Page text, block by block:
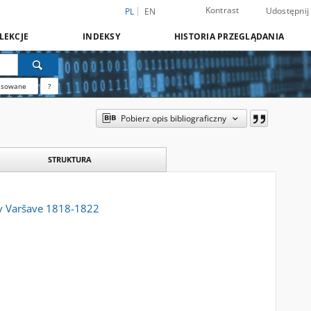
PL EN Kontrast Udostępnij
INDEKSY HISTORIA PRZEGLĄDANIA
?
Pobierz opis bibliograficzny
STRUKTURA
Varšave 1818-1822